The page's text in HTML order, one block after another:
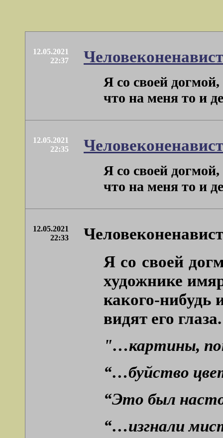
12.05.2021
22:37
Я со своей
что на меня то и
12.05.2021
22:35
Я со своей
что на меня то и
12.05.2021
22:33
Я со своей
художнике
какого-нибудь
видят его глаза.
"…картины,
“…буйство
“Это был
“…изгнали